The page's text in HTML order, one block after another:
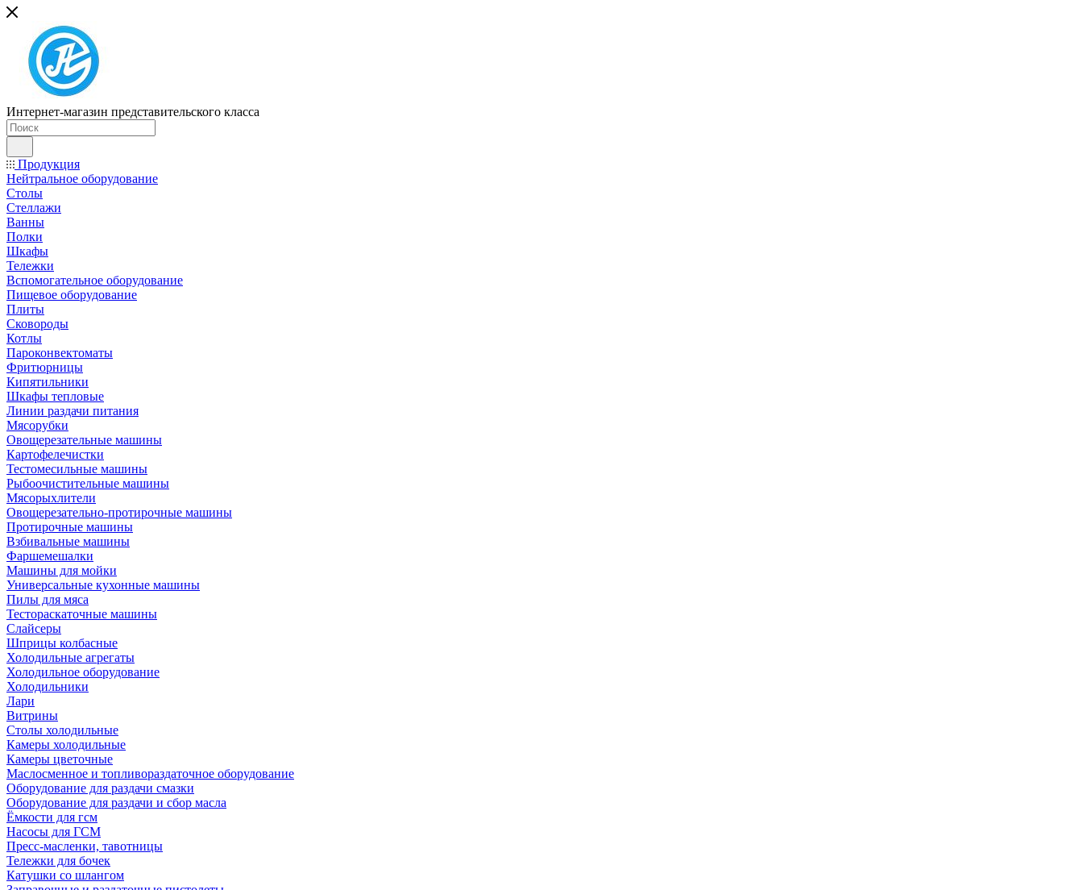
Интернет-магазин представительского класса
Продукция
Нейтральное оборудование
Столы
Стеллажи
Ванны
Полки
Шкафы
Тележки
Вспомогательное оборудование
Пищевое оборудование
Плиты
Сковороды
Котлы
Пароконвектоматы
Фритюрницы
Кипятильники
Шкафы тепловые
Линии раздачи питания
Мясорубки
Овощерезательные машины
Картофелечистки
Тестомесильные машины
Рыбоочистительные машины
Мясорыхлители
Овощерезательно-протирочные машины
Протирочные машины
Взбивальные машины
Фаршемешалки
Машины для мойки
Универсальные кухонные машины
Пилы для мяса
Тестораскаточные машины
Слайсеры
Шприцы колбасные
Холодильные агрегаты
Холодильное оборудование
Холодильники
Лари
Витрины
Столы холодильные
Камеры холодильные
Камеры цветочные
Маслосменное и топливораздаточное оборудование
Оборудование для раздачи смазки
Оборудование для раздачи и сбор масла
Ёмкости для гсм
Насосы для ГСМ
Пресс-масленки, тавотницы
Тележки для бочек
Катушки со шлангом